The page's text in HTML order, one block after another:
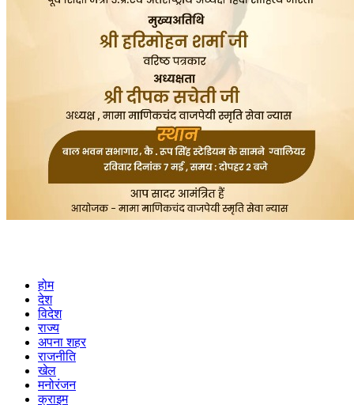
होम
देश
विदेश
राज्य
अपना शहर
राजनीति
खेल
मनोरंजन
क्राइम